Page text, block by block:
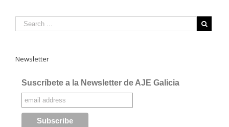
Newsletter
Suscríbete a la Newsletter de AJE Galicia